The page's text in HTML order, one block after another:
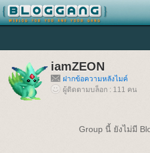
iamZEON
ฝากข้อความหลังไมค์
ผู้ติดตามบล็อก : 111 คน
Group นี้ ยังไม่มี